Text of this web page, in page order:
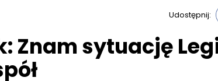
Udostępnij:
Znam sytuację